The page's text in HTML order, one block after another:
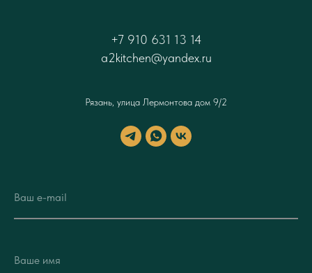
+7 910 631 13 14
a2kitchen@yandex.ru
Рязань, улица Лермонтова дом 9/2